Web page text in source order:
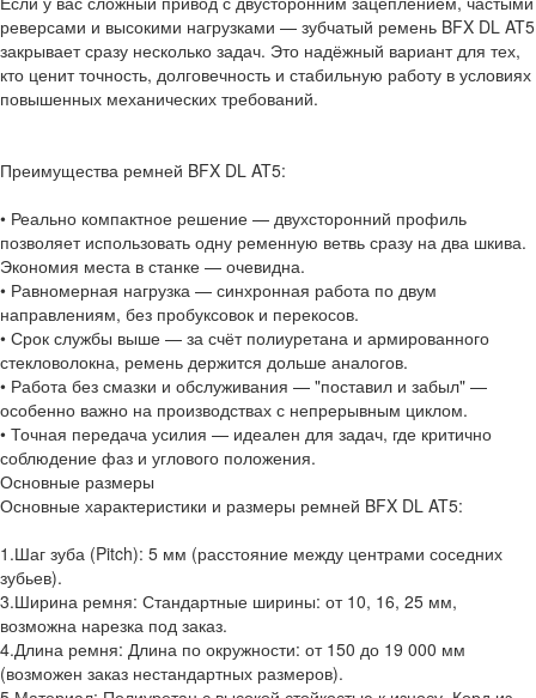
реверсами и высокими нагрузками — зубчатый ремень BFX DL AT5
закрывает сразу несколько задач. Это надёжный вариант для тех,
кто ценит точность, долговечность и стабильную работу в условиях
повышенных механических требований.
Преимущества ремней BFX DL AT5:
• Реально компактное решение — двухсторонний профиль
позволяет использовать одну ременную ветвь сразу на два шкива.
Экономия места в станке — очевидна.
• Равномерная нагрузка — синхронная работа по двум
направлениям, без пробуксовок и перекосов.
• Срок службы выше — за счёт полиуретана и армированного
стекловолокна, ремень держится дольше аналогов.
• Работа без смазки и обслуживания — "поставил и забыл" —
особенно важно на производствах с непрерывным циклом.
• Точная передача усилия — идеален для задач, где критично
соблюдение фаз и углового положения.
Основные размеры
Основные характеристики и размеры ремней BFX DL AT5:
1.Шаг зуба (Pitch): 5 мм (расстояние между центрами соседних
зубьев).
3.Ширина ремня: Стандартные ширины: от 10, 16, 25 мм,
возможна нарезка под заказ.
4.Длина ремня: Длина по окружности: от 150 до 19 000 мм
(возможен заказ нестандартных размеров).